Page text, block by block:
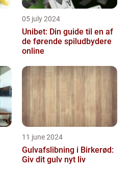
05 july 2024
Unibet: Din guide til en af
de førende spiludbydere
online
11 june 2024
Gulvafslibning i Birkerød:
Giv dit gulv nyt liv